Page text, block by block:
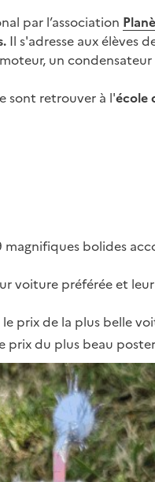
par l’association
Il s'adresse aux élèves
un
sont retrouver à l'école
magnifiques bolides
voiture préférée et
le prix de la plus belle
prix du plus beau poster